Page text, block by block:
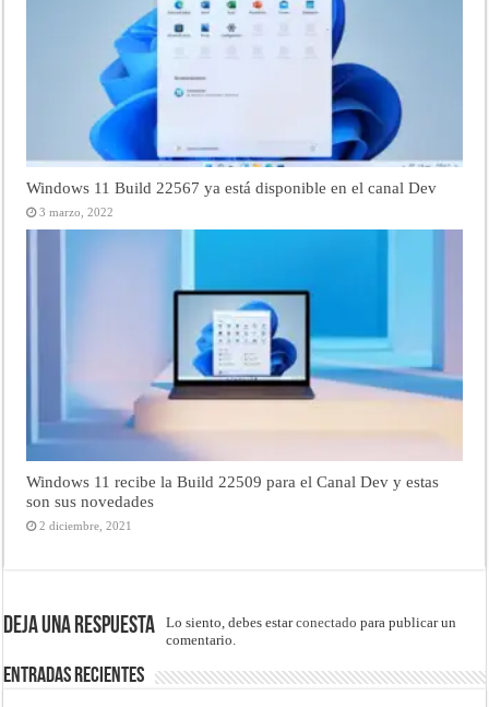
Windows 11 Build 22567 ya está disponible en el canal Dev
3 marzo, 2022
Windows 11 recibe la Build 22509 para el Canal Dev y estas
son sus novedades
2 diciembre, 2021
Deja una respuesta Lo siento, debes estarconectado para publicar un
comentario.
Entradas recientes